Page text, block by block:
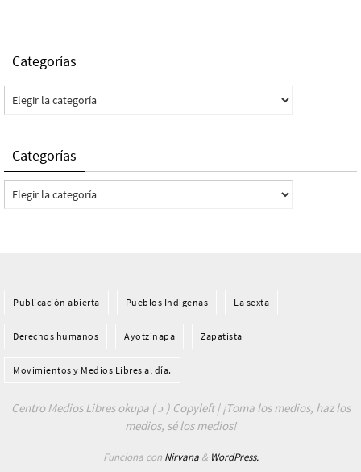
Categorías
Categorías
Categorías
Categorías
Publicación abierta Pueblos Indí­genas La sexta
Derechos humanos Ayotzinapa Zapatista
Movimientos y Medios Libres al día.
Centro Medios Libres okupa ( ɔ ) Copyleft | ¡Toma los medios, haz los
medios, sé los medios!
Funciona con Nirvana& WordPress.